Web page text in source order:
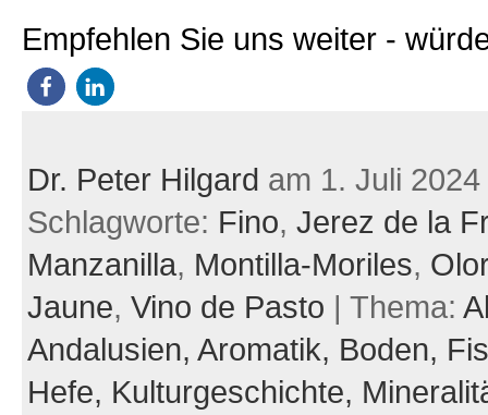
Empfehlen Sie uns weiter -
Dr. Peter Hilgard am 1. Juli 2024
Schlagworte: Fino, Jerez de la
Manzanilla, Montilla-Moriles,
Jaune, Vino de Pasto | Thema:
Andalusien, Aromatik, Boden,
Hefe, Kulturgeschichte,